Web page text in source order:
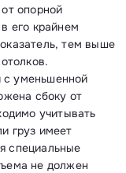
опорной
его крайнем
тем выше
уменьшенной
сбоку от
учитывать
груз имеет
специальные
не должен